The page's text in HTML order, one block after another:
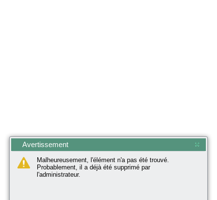
Avertissement
Malheureusement, l'élément n'a pas été trouvé.
Probablement, il a déjà été supprimé par
l'administrateur.